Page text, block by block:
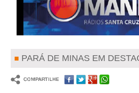
PARÁ DE MINAS EM